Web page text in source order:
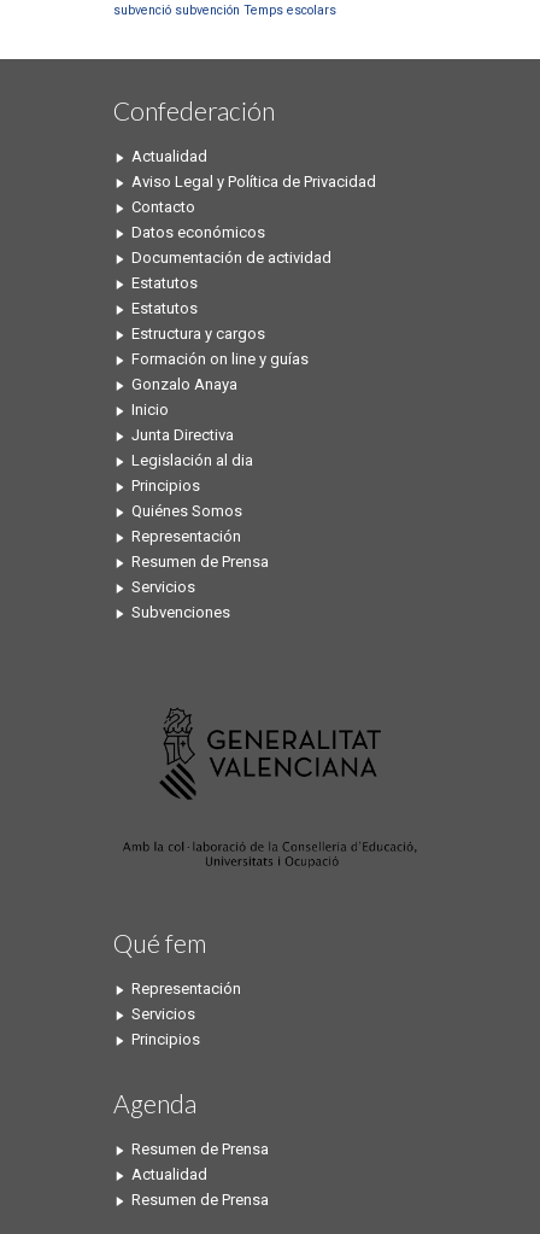
subvenció subvención Temps escolars
Confederación
Actualidad
Aviso Legal y Política de Privacidad
Contacto
Datos económicos
Documentación de actividad
Estatutos
Estatutos
Estructura y cargos
Formación on line y guías
Gonzalo Anaya
Inicio
Junta Directiva
Legislación al dia
Principios
Quiénes Somos
Representación
Resumen de Prensa
Servicios
Subvenciones
Qué fem
Representación
Servicios
Principios
Agenda
Resumen de Prensa
Actualidad
Resumen de Prensa